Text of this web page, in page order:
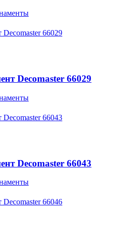
Decomaster 66029
Decomaster 66043